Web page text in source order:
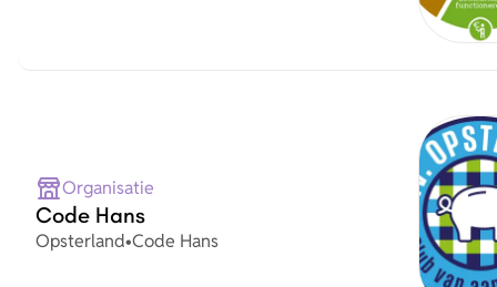
Organisatie
Code Hans
Plaats
Opsterland•Organisatie
Code Hans